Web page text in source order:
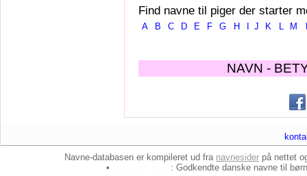
Find navne til piger der starter
A B C D E F G H J K L M
NAVN -
Navne-databasen er kompileret ud fra navnesider på nettet
•
: Godkendte danske navne til børn